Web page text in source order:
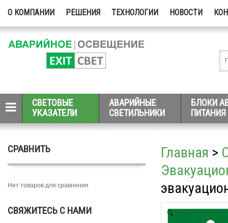
О КОМПАНИИ РЕШЕНИЯ ТЕХНОЛОГИИ НОВОСТИ
СВЕТОВЫЕ
УКАЗАТЕЛИ
АВАРИЙНЫЕ
СВЕТИЛЬНИКИ
БЛОКИ
ПИТАНИЯ
СРАВНИТЬ
Нет товаров для сравнения
СВЯЖИТЕСЬ С НАМИ
Главная >
Zoom